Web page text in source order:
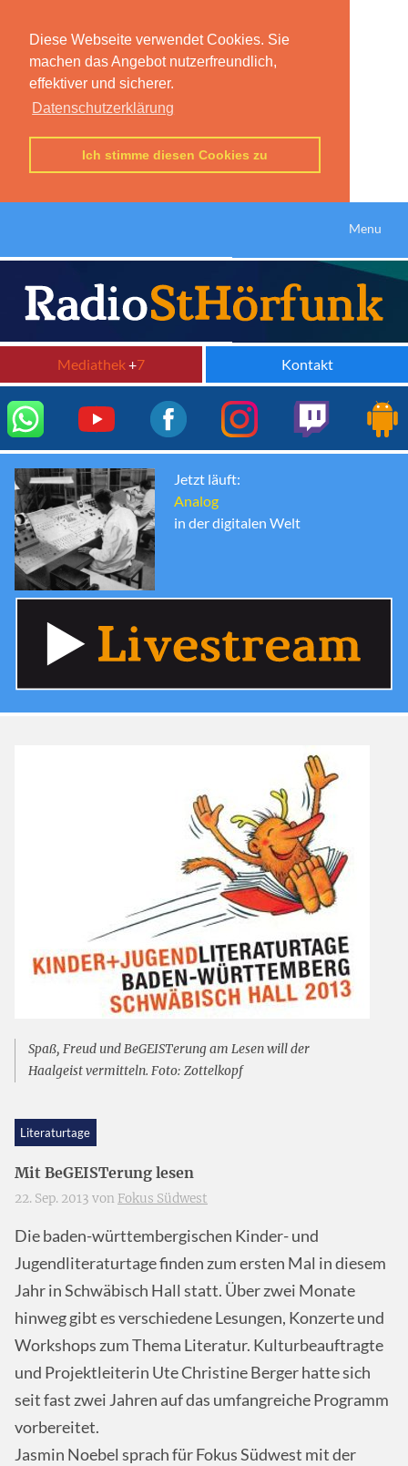
Diese Webseite verwendet Cookies. Sie
machen das Angebot nutzerfreundlich,
effektiver und sicherer.
Datenschutzerklärung
Ich stimme diesen Cookies zu
Menu
Mediathek+7 Kontakt
Jetzt läuft:
Analog
in der digitalen Welt
Spaß, Freud und BeGEISTerung am Lesen will der
Haalgeist vermitteln. Foto: Zottelkopf
Literaturtage
Mit BeGEISTerung lesen
22. Sep. 2013 von Fokus Südwest
Die baden-württembergischen Kinder- und
Jugendliteraturtage finden zum ersten Mal in diesem
Jahr in Schwäbisch Hall statt. Über zwei Monate
hinweg gibt es verschiedene Lesungen, Konzerte und
Workshops zum Thema Literatur. Kulturbeauftragte
und Projektleiterin Ute Christine Berger hatte sich
seit fast zwei Jahren auf das umfangreiche Programm
vorbereitet.
Jasmin Noebel sprach für Fokus Südwest mit der